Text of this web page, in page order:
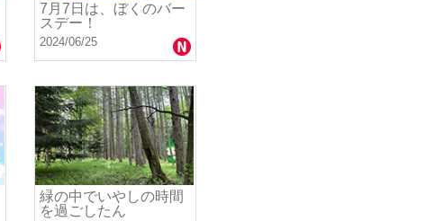
7月7日は、ぼくのバー
スデー！
2024/06/25
緑の中でいやしの時間
を過ごしたん